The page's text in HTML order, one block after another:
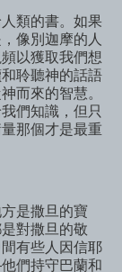
類的書。如果
像別迦摩的人
以獲取我們想
聆聽神的話語
而來的智慧。
們知識，但只
那個才是最重
是撒旦的寶
對撒旦的敬
有些人因信耶
們持守巴蘭和